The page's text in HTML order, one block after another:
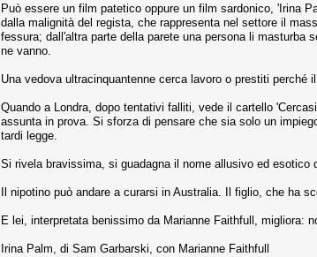
Può essere un film patetico oppure un film sardonico, 'Irina
dalla malignità del regista, che rappresenta nel settore il
fessura; dall'altra parte della parete una persona li
ne vanno.
Una vedova ultracinquantenne cerca lavoro o prestiti perché
Quando a Londra, dopo tentativi falliti, vede il cartello
assunta in prova. Si sforza di pensare che sia solo un
tardi legge.
Si rivela bravissima, si guadagna il nome allusivo ed
Il nipotino può andare a curarsi in Australia. Il figlio, che ha
E lei, interpretata benissimo da Marianne Faithfull, migliora:
Irina Palm, di Sam Garbarski, con Marianne Faithfull